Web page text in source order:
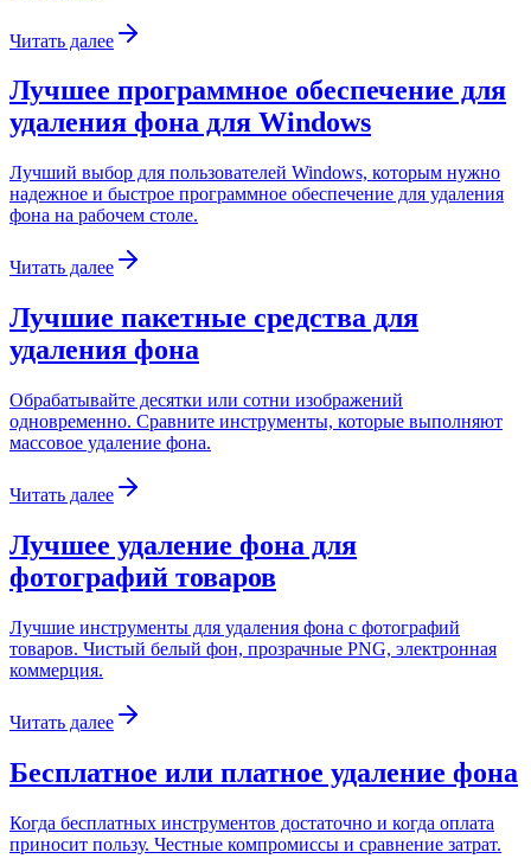
Читать далее
Лучшее программное обеспечение для
удаления фона для Windows
Лучший выбор для пользователей Windows, которым нужно
надежное и быстрое программное обеспечение для удаления
фона на рабочем столе.
Читать далее
Лучшие пакетные средства для
удаления фона
Обрабатывайте десятки или сотни изображений
одновременно. Сравните инструменты, которые выполняют
массовое удаление фона.
Читать далее
Лучшее удаление фона для
фотографий товаров
Лучшие инструменты для удаления фона с фотографий
товаров. Чистый белый фон, прозрачные PNG, электронная
коммерция.
Читать далее
Бесплатное или платное удаление фона
Когда бесплатных инструментов достаточно и когда оплата
приносит пользу. Честные компромиссы и сравнение затрат.